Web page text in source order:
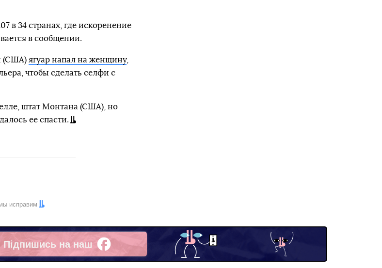
в 34 странах, где искоренение
в сообщении.
(США) ягуар напал на женщину,
чтобы сделать селфи с
штат Монтана (США), но
ее спасти.
исправим
Підпишись на наш
Facebook